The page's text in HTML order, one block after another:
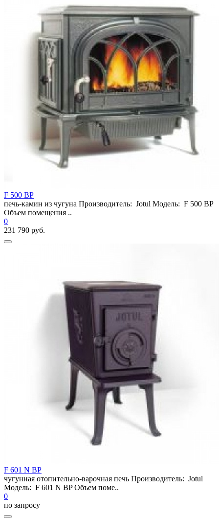
F 500 BP
печь-камин из чугуна Производитель: Jotul Модель: F 500 BP
Объем помещения ..
0
231 790 руб.
F 601 N BP
чугунная отопительно-варочная печь Производитель: Jotul
Модель: F 601 N BP Объем поме..
0
по запросу